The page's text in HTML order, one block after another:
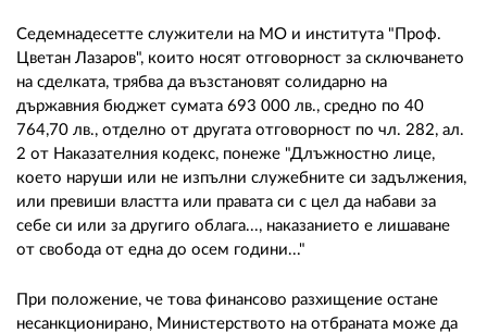
Седемнадесетте служители на МО и института "Проф.
Цветан Лазаров", които носят отговорност за сключването
на сделката, трябва да възстановят солидарно на
държавния бюджет сумата 693 000 лв., средно по 40
764,70 лв., отделно от другата отговорност по чл. 282, ал.
2 от Наказателния кодекс, понеже "Длъжностно лице,
което наруши или не изпълни служебните си задължения,
или превиши властта или правата си с цел да набави за
себе си или за другиго облага..., наказанието е лишаване
от свобода от една до осем години..."
При положение, че това финансово разхищение остане
несанкционирано, Министерството на отбраната може да